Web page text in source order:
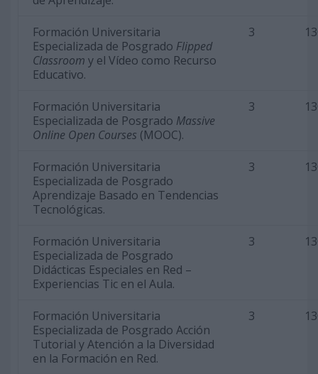
Formación Universitaria
Especializada de Posgrado Flipped
Classroom y el Vídeo como Recurso
Educativo.
3
Formación Universitaria
Especializada de Posgrado Massive
Online Open Courses (MOOC).
3
Formación Universitaria
Especializada de Posgrado
Aprendizaje Basado en Tendencias
Tecnológicas.
3
Formación Universitaria
Especializada de Posgrado
Didácticas Especiales en Red –
Experiencias Tic en el Aula.
3
Formación Universitaria
Especializada de Posgrado Acción
Tutorial y Atención a la Diversidad
en la Formación en Red.
3